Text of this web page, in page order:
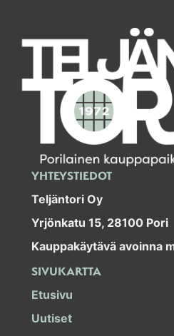
YHTEYSTIEDOT
Teljäntori Oy
Yrjönkatu 15, 28100 Pori
Kauppakäytävä avoinna
SIVUKARTTA
Etusivu
Uutiset